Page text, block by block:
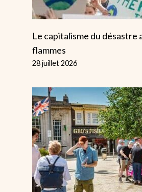
Le capitalisme du désastre
flammes
28 juillet 2026